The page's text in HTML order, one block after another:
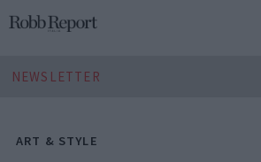
NEWSLETTER
ART & STYLE